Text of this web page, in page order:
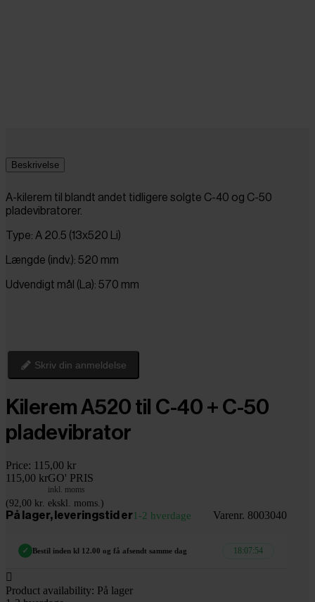
Beskrivelse
A-kilerem til blandt andet tidligere solgte C-40 og C-50
pladevibratorer.
Type: A 20.5 (13x520 Li)
Længde (indv.): 520 mm
Udvendigt mål (La): 570 mm
Skriv din anmeldelse
Kilerem A520 til C-40 + C-50
pladevibrator
Price: 115,00 kr
115,00 krGO' PRIS
inkl. moms
(92,00 kr. ekskl. moms.)
På lager, leveringstid er1-2 hverdage Varenr. 8003040
✓ Bestil inden kl 12.00 og få afsendt samme dag 18:07:54

Product availability: På lager